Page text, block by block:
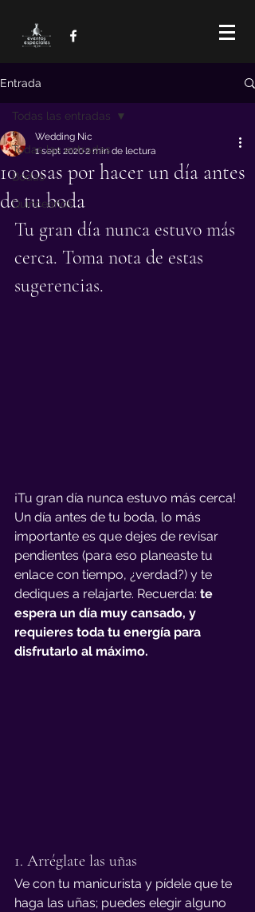
Entrada
Todas las entradas
Bodas
Quinceaños
Todas las entradas
10 cosas por hacer un día antes
de tu boda
Wedding Nic
1 sept 20202 min de lectura
Tu gran día nunca estuvo más
cerca. Toma nota de estas
sugerencias.
¡Tu gran día nunca estuvo más cerca!
Un día antes de tu boda, lo más
importante es que dejes de revisar
pendientes (para eso planeaste tu
enlace con tiempo, ¿verdad?) y te
dediques a relajarte. Recuerda: te
espera un día muy cansado, y
requieres toda tu energía para
disfrutarlo al máximo.
1. Arréglate las uñas
Ve con tu manicurista y pídele que te
haga las uñas; puedes elegir alguno